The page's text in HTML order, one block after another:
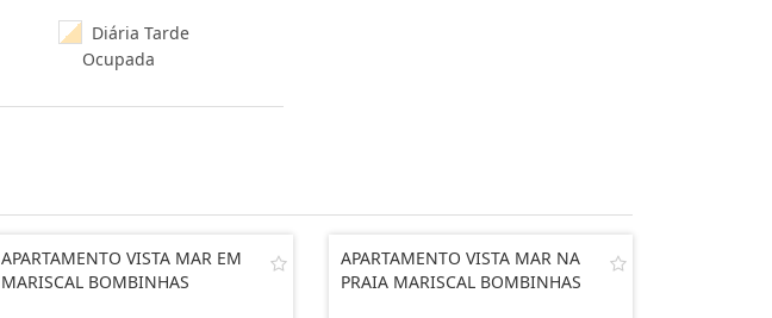
Diária Tarde
Ocupada
APARTAMENTO VISTA MAR EM
MARISCAL BOMBINHAS
APARTAMENTO VISTA MAR NA
PRAIA MARISCAL BOMBINHAS